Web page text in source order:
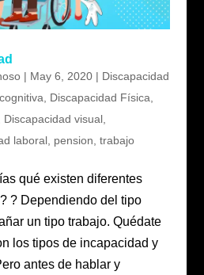
| May 6, 2020| Discapacidad
, Discapacidad Física,
Discapacidad visual,
laboral, pension, trabajo
qué existen diferentes
? Dependiendo del tipo
un tipo trabajo. Quédate
los tipos de incapacidad y
antes de hablar y